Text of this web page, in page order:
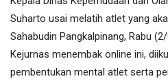
Suharto usai melatih atlet yang
Sahabudin Pangkalpinang, Rabu
Kejurnas menembak online ini,
pembentukan mental atlet serta